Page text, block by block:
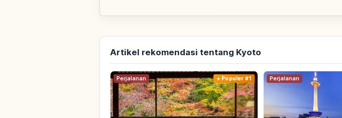
Artikel rekomendasi tentang Kyoto
Perjalanan Populer #1 Perjalanan